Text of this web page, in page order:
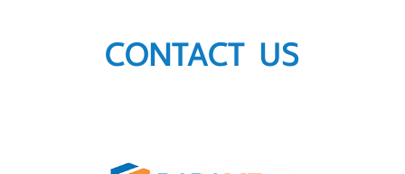
CONTACT US